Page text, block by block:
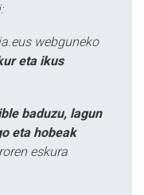
webguneko
eta ikus
baduzu, lagun
eta hobeak
eskura